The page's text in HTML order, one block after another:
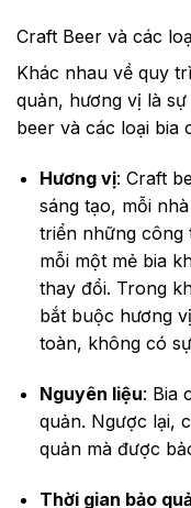
Craft Beer và các
Khác nhau về quy
quản, hương vị là
beer và các loại bia
Hương vị: Craft
sáng tạo, mỗi
triển những công
mỗi một mẻ bia
thay đổi. Trong
bắt buộc hương
toàn, không có
Nguyên liệu: Bia
quản. Ngược lại,
quản mà được
Thời gian bảo